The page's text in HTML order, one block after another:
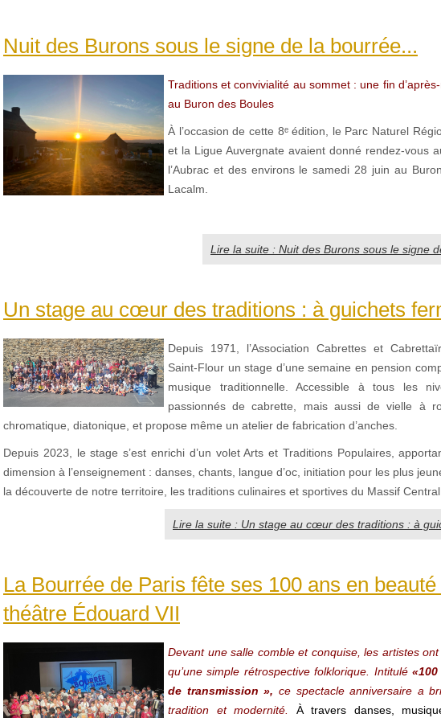
Nuit des Burons sous le signe de la bourrée...
Traditions et convivialité au sommet : une fin
au Buron des Boules
À l’occasion de cette 8ᵉ édition, le Parc Naturel
et la Ligue Auvergnate avaient donné rendez-vous
l’Aubrac et des environs le samedi 28 juin au
Lacalm.
Lire la suite : Nuit des Burons sous le signe
Un stage au cœur des traditions : à guichets
Depuis 1971, l’Association Cabrettes et
Saint-Flour un stage d’une semaine en pension
musique traditionnelle. Accessible à tous les
passionnés de cabrette, mais aussi de vielle à
chromatique, diatonique, et propose même un atelier de fabrication d’anches.
Depuis 2023, le stage s’est enrichi d’un volet Arts et Traditions Populaires,
dimension à l’enseignement : danses, chants, langue d’oc, initiation pour les plus
la découverte de notre territoire, les traditions culinaires et sportives du Massif Central.
Lire la suite : Un stage au cœur des traditions : à
La Bourrée de Paris fête ses 100 ans en beauté
théâtre Édouard VII
Devant une salle comble et conquise, les artistes
qu’une simple rétrospective folklorique. Intitulé
de transmission », ce spectacle anniversaire a
tradition et modernité. À travers danses,